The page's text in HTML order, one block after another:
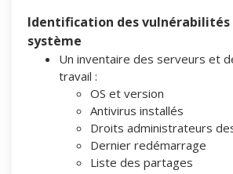
Identification des vulnérabilités
système
Un inventaire des serveurs et
travail :
OS et version
Antivirus installés
Droits administrateurs
Dernier redémarrage
Liste des partages